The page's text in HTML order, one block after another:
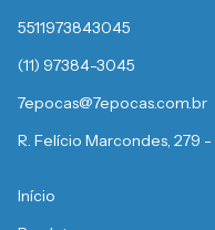
5511973843045
(11) 97384-3045
7epocas@7epocas.com.br
R. Felício Marcondes, 279
Início